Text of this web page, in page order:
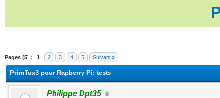
Pages (5) : 1 2 3 4 5 Suivant »
PrimTux3 pour Rapberry Pi: tests
Philippe Dpt35